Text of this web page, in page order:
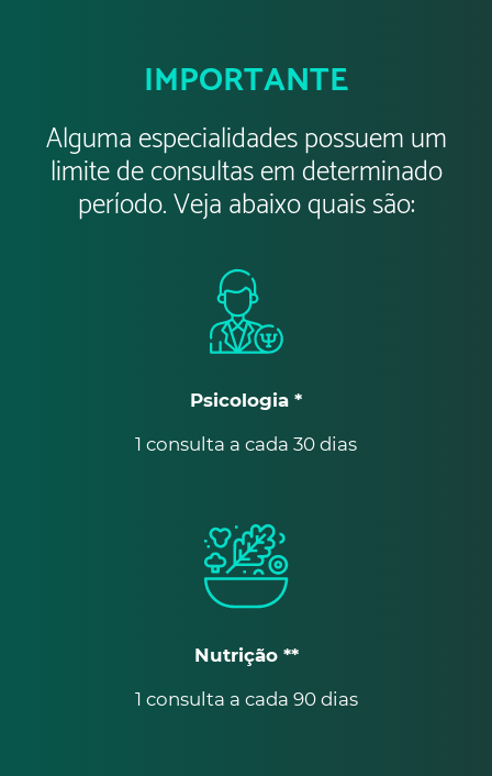
IMPORTANTE
Alguma especialidades possuem um
limite de consultas em determinado
período. Veja abaixo quais são:
Psicologia *
1 consulta a cada 30 dias
Nutrição **
1 consulta a cada 90 dias